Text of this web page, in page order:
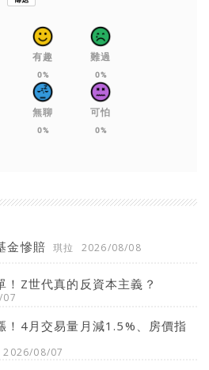
有趣
0%
難過
0%
無聊
0%
可怕
0%
金慘賠 琪拉 2026/08/08
！Z世代真的反資本主義？
！4月交易量月減1.5%、房價指
2026/08/07